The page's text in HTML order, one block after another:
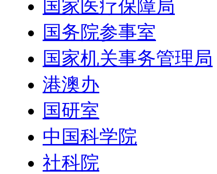
国家医疗保障局
国务院参事室
国家机关事务管理局
港澳办
国研室
中国科学院
社科院